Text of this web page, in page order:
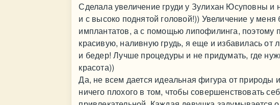
Сделала увеличение груди у Зулихан Юсуповны и
и с высоко поднятой головой!)) Увеличение у
имплантатов, а с помощью липофилинга, поэтому
красивую, наливную грудь, я еще и избавилась от
и бедер! Лучше процедуры и не придумать, где
красота))
Да, не всем дается идеальная фигура от
ничего плохого в том, чтобы совершенствовать